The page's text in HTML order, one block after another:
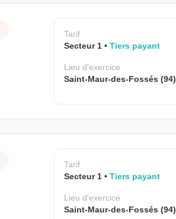
Tarif
Secteur 1
Tiers payant
Lieud'exercice
Saint-Maur-des-Fossés (94)
Tarif
Secteur 1
Tiers payant
Lieud'exercice
Saint-Maur-des-Fossés (94)